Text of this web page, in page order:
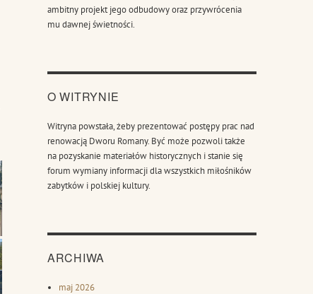
ambitny projekt jego odbudowy oraz przywrócenia
mu dawnej świetności.
O WITRYNIE
Witryna powstała, żeby prezentować postępy prac nad
renowacją Dworu Romany. Być może pozwoli także
na pozyskanie materiałów historycznych i stanie się
forum wymiany informacji dla wszystkich miłośników
zabytków i polskiej kultury.
ARCHIWA
maj 2026